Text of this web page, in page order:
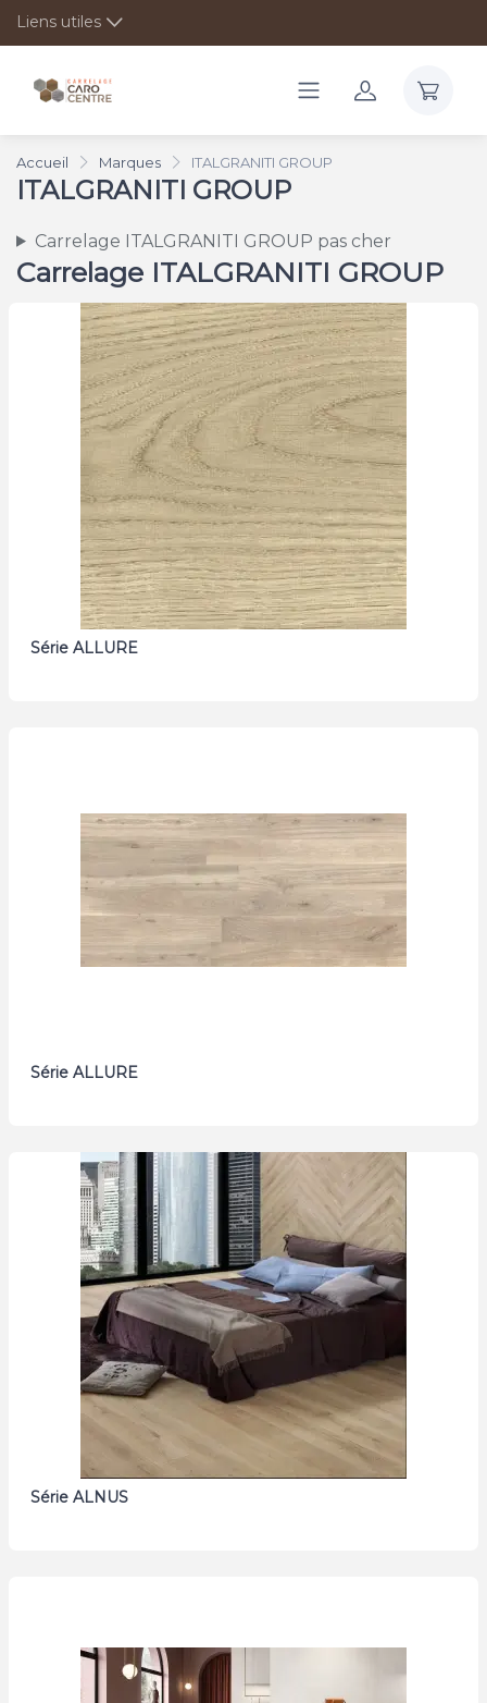
Liens utiles
Accueil Marques ITALGRANITI GROUP
ITALGRANITI GROUP
Carrelage ITALGRANITI GROUP pas cher
Carrelage ITALGRANITI GROUP
Série ALLURE
Série ALLURE
Série ALNUS